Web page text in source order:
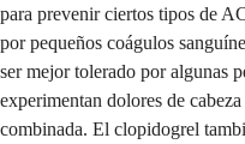
para prevenir ciertos tipos de
por pequeños coágulos
ser mejor tolerado por algunas
experimentan dolores de
combinada. El clopidogrel